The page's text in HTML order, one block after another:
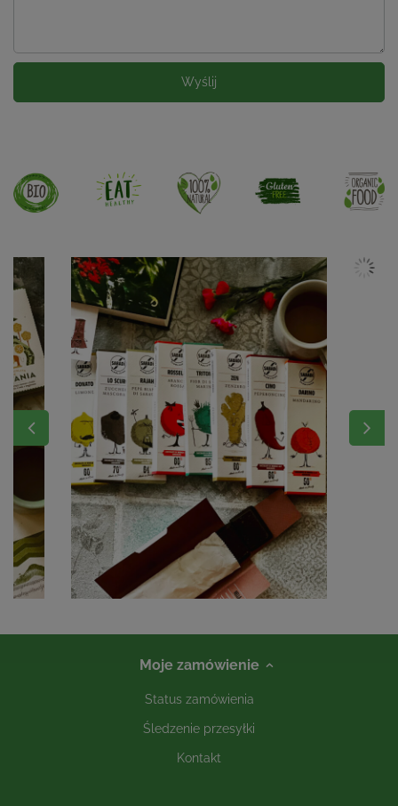
Wyślij
Moje zamówienie
Status zamówienia
Śledzenie przesyłki
Kontakt